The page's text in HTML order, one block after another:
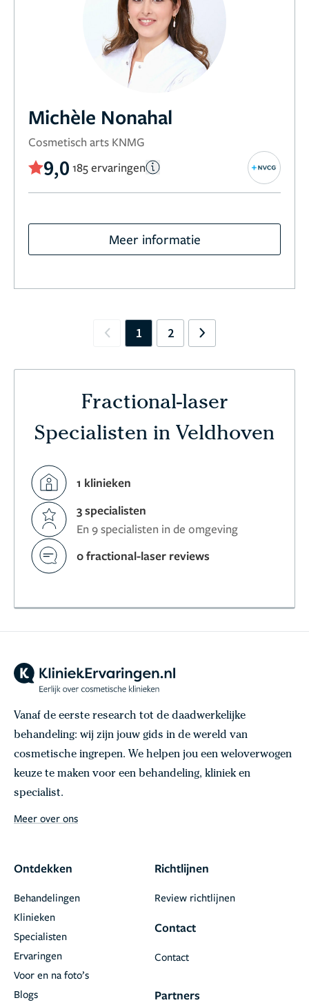
Michèle Nonahal
Cosmetisch arts KNMG
9,0 185 ervaringen
Meer informatie
Previous
1 2 Next
Fractional-laser
Specialisten in Veldhoven
1 klinieken
3 specialisten
En 9 specialisten in de omgeving
0 fractional-laser reviews
Vanaf de eerste research tot de daadwerkelijke
behandeling: wij zijn jouw gids in de wereld van
cosmetische ingrepen. We helpen jou een weloverwogen
keuze te maken voor een behandeling, kliniek en
specialist.
Meer over ons
Ontdekken
Behandelingen
Klinieken
Specialisten
Ervaringen
Voor en na foto’s
Blogs
Richtlijnen
Review richtlijnen
Contact
Contact
Partners